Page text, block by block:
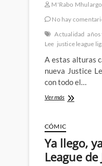
M'Rabo Mhulargo
No hay
Actualidad años
Lee justice league
A estas alturas
nueva Justice
con todo el…
Ver másLas
de
la
Liga
la
CÓMIC
Ya llego,
League de